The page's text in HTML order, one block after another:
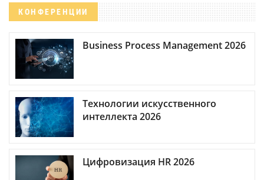
КОНФЕРЕНЦИИ
Business Process Management 2026
Технологии искусственного
интеллекта 2026
Цифровизация HR 2026